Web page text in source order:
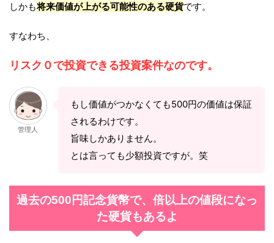
しかも将来価値が上がる可能性のある硬貨です。
すなわち、
リスク０で投資できる投資案件なのです。
管理人
もし価値がつかなくても500円の価値は保証
されるわけです。
旨味しかありません。
とは言っても少額投資ですが。笑
過去の500円記念貨幣で、倍以上の値段になっ
た硬貨もあるよ